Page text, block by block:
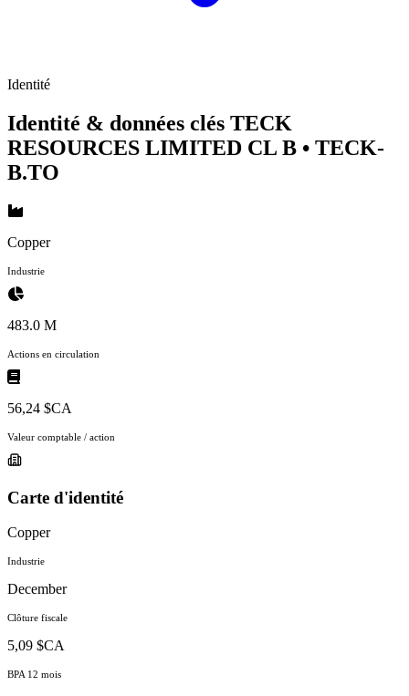
Identité
Identité & données clés TECK
RESOURCES LIMITED CL B • TECK-
B.TO
Copper
Industrie
483.0 M
Actions en circulation
56,24 $CA
Valeur comptable / action
Carte d'identité
Copper
Industrie
December
Clôture fiscale
5,09 $CA
BPA 12 mois